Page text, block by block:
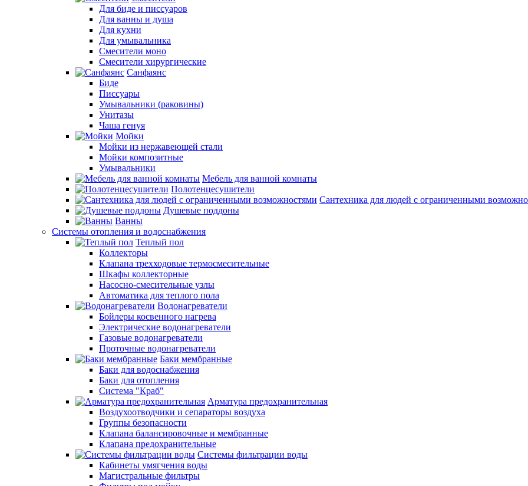
Для биде и писсуаров
Для ванны и душа
Для кухни
Для умывальника
Смесители моно
Смесители хирургические
Санфаянс
Биде
Писсуары
Умывальники (раковины)
Унитазы
Чаша генуя
Мойки
Мойки из нержавеющей стали
Мойки композитные
Умывальники
Мебель для ванной комнаты
Полотенцесушители
Сантехника для людей с ограниченными
Душевые поддоны
Ванны
Системы отопления и водоснабжения
Теплый пол
Коллекторы
Клапана трехходовые термосмесительные
Шкафы коллекторные
Насосно-смесительные узлы
Автоматика для теплого пола
Водонагреватели
Бойлеры косвенного нагрева
Электрические водонагреватели
Газовые водонагреватели
Проточные водонагреватели
Баки мембранные
Баки для водоснабжения
Баки для отопления
Система "Краб"
Арматура предохранительная
Воздухоотводчики и сепараторы воздуха
Группы безопасности
Клапана балансировочные и мембранные
Клапана предохранительные
Системы фильтрации воды
Кабинеты умягчения воды
Магистральные фильтры